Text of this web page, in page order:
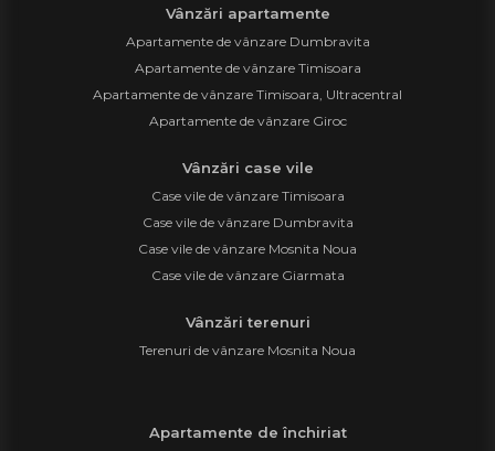
Vânzări apartamente
Apartamente de vânzare Dumbravita
Apartamente de vânzare Timisoara
Apartamente de vânzare Timisoara, Ultracentral
Apartamente de vânzare Giroc
Vânzări case vile
Case vile de vânzare Timisoara
Case vile de vânzare Dumbravita
Case vile de vânzare Mosnita Noua
Case vile de vânzare Giarmata
Vânzări terenuri
Terenuri de vânzare Mosnita Noua
Apartamente de închiriat